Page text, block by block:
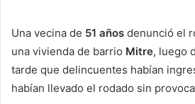
Una vecina de 51 años denunció el
una vivienda de barrio Mitre, luego
tarde que delincuentes habían
habían llevado el rodado sin